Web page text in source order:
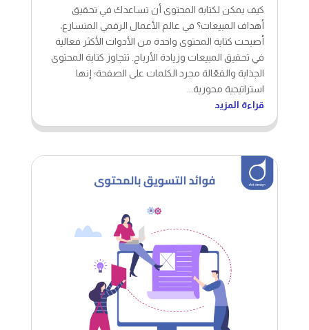
كيف يمكن لكتابة المحتوى أن تساعدك في تحقيق
أهداف المبيعات؟ في عالم الأعمال الرقمي المتسارع،
أصبحت كتابة المحتوى واحدة من الأدوات الأكثر فعالية
في تحقيق المبيعات وزيادة الأرباح. تتجاوز كتابة المحتوى
الجذابة والفعّالة مجرد الكلمات على الصفحة؛ إنها
استراتيجية محورية...
قراءة المزيد